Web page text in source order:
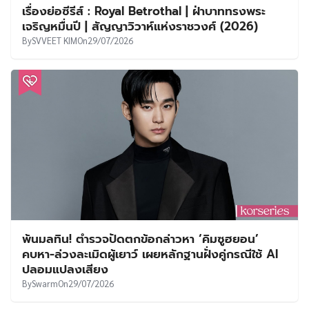
เรื่องย่อซีรีส์ : Royal Betrothal | ฝ่าบาททรงพระ
เจริญหมื่นปี | สัญญาวิวาห์แห่งราชวงศ์ (2026)
BySVVEET KIMOn29/07/2026
พ้นมลทิน! ตำรวจปัดตกข้อกล่าวหา ‘คิมซูฮยอน’
คบหา-ล่วงละเมิดผู้เยาว์ เผยหลักฐานฝั่งคู่กรณีใช้ AI
ปลอมแปลงเสียง
BySwarmOn29/07/2026